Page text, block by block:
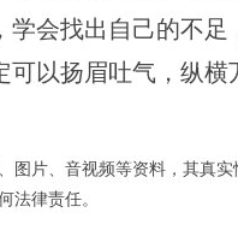
学会找出自己的不
以扬眉吐气，纵横
图片、音视频等资料，其真
法律责任。